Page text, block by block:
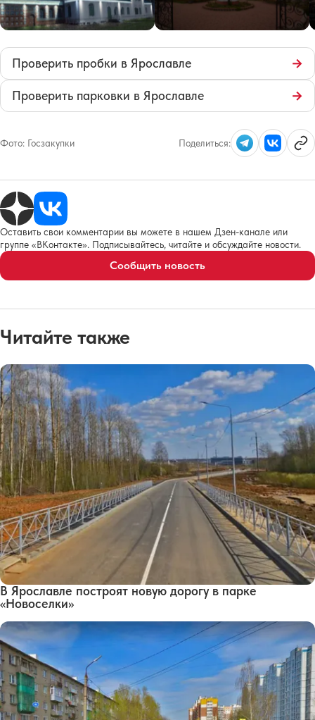
Проверить пробки в Ярославле →
Проверить парковки в Ярославле →
Фото: Госзакупки Поделиться:
Оставить свои комментарии вы можете в нашем Дзен-канале или
группе «ВКонтакте». Подписывайтесь, читайте и обсуждайте новости.
Сообщить новость
Читайте также
В Ярославле построят новую дорогу в парке
«Новоселки»